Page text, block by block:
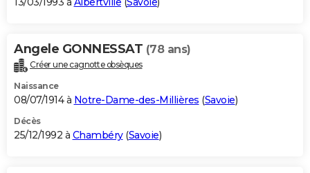
Angele GONNESSAT (78 ans)
Créer une cagnotte obsèques
Naissance
08/07/1914 à Notre-Dame-des-Millières (Savoie)
Décès
25/12/1992 à Chambéry(Savoie)